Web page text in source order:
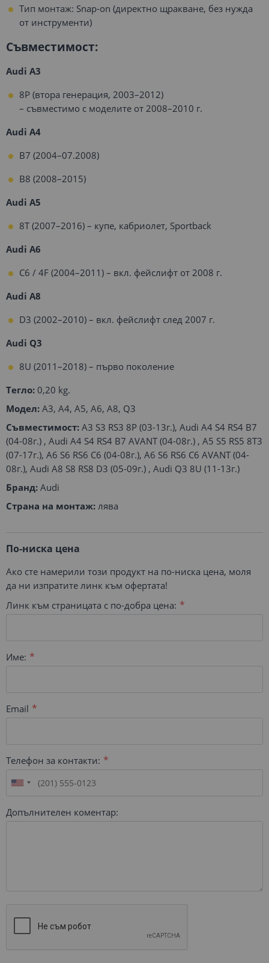
Тип монтаж: Snap-on (директно щракване, без нужда
от инструменти)
Съвместимост:
Audi A3
8P (втора генерация, 2003–2012)
– съвместимо с моделите от 2008–2010 г.
Audi A4
B7 (2004–07.2008)
B8 (2008–2015)
Audi A5
8T (2007–2016) – купе, кабриолет, Sportback
Audi A6
C6 / 4F (2004–2011) – вкл. фейслифт от 2008 г.
Audi A8
D3 (2002–2010) – вкл. фейслифт след 2007 г.
Audi Q3
8U (2011–2018) – първо поколение
Тегло: 0,20 kg.
Модел: A3, A4, A5, A6, A8, Q3
Съвместимост: A3 S3 RS3 8P (03-13г.), Audi A4 S4 RS4 B7
(04-08г.) , Audi A4 S4 RS4 B7 AVANT (04-08г.) , A5 S5 RS5 8T3
(07-17г.), A6 S6 RS6 C6 (04-08г.), A6 S6 RS6 C6 AVANT (04-
08г.), Audi A8 S8 RS8 D3 (05-09г.) , Audi Q3 8U (11-13г.)
Бранд: Audi
Страна на монтаж: лява
По-ниска цена
Ако сте намерили този продукт на по-ниска цена, моля
да ни изпратите линк към офертата!
Линк към страницата с по-добра цена:
Име:
Email
Телефон за контакти:
Допълнителен коментар: